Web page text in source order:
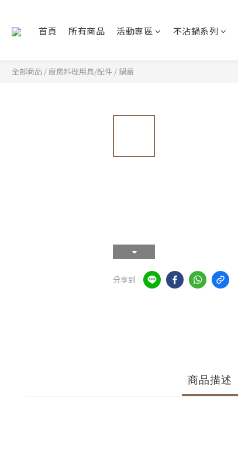
首頁 所有商品 活動專區 不沾鍋系列
全部商品 / 廚房料理用具/配件 / 鍋蓋
分享到
商品描述